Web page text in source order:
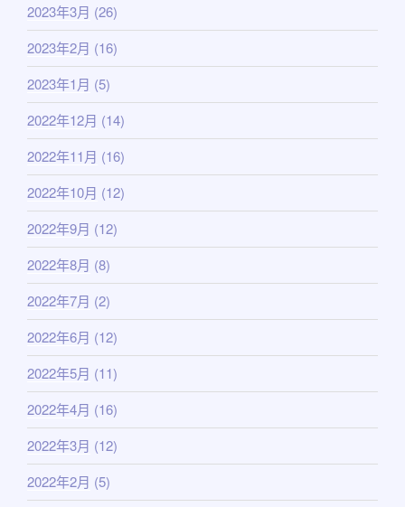
2023年3月 (26)
2023年2月 (16)
2023年1月 (5)
2022年12月 (14)
2022年11月 (16)
2022年10月 (12)
2022年9月 (12)
2022年8月 (8)
2022年7月 (2)
2022年6月 (12)
2022年5月 (11)
2022年4月 (16)
2022年3月 (12)
2022年2月 (5)